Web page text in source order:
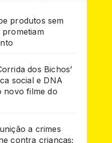
produtos sem
prometiam
dos Bichos’
social e DNA
novo filme do
a crimes
contra crianças;